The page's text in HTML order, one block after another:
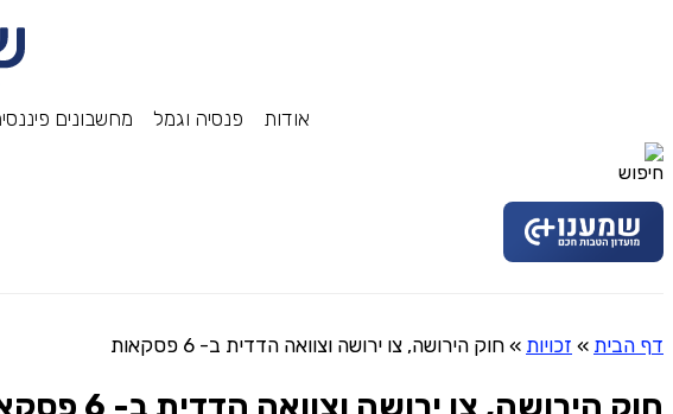
אודות פנסיה וגמל מחשבונים
דף הבית » זכויות » חוק הירושה, צו ירושה וצוואה הדדית ב- 6 פסקאות
חוק הירושה, צו ירושה וצוואה הדדית ב- 6 פסקאות